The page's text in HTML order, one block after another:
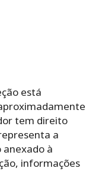
está
tem direito
a
à
informações